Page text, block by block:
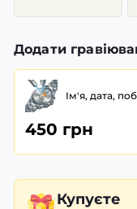
Додати
Ім'я, дата,
450 грн
Купуєте